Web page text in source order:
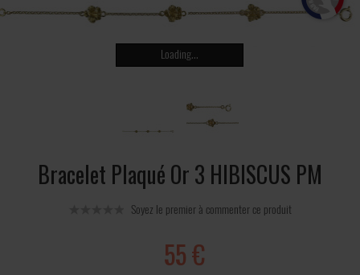
Loading...
Bracelet Plaqué Or 3 HIBISCUS PM
Soyez le premier à commenter ce produit
55 €